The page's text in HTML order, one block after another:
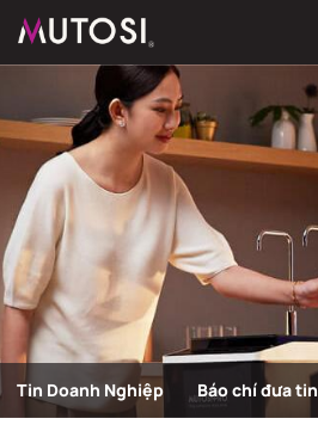
Có sản phẩm trong giỏ hàng
Tin Doanh Nghiệp Báo chí đưa tin